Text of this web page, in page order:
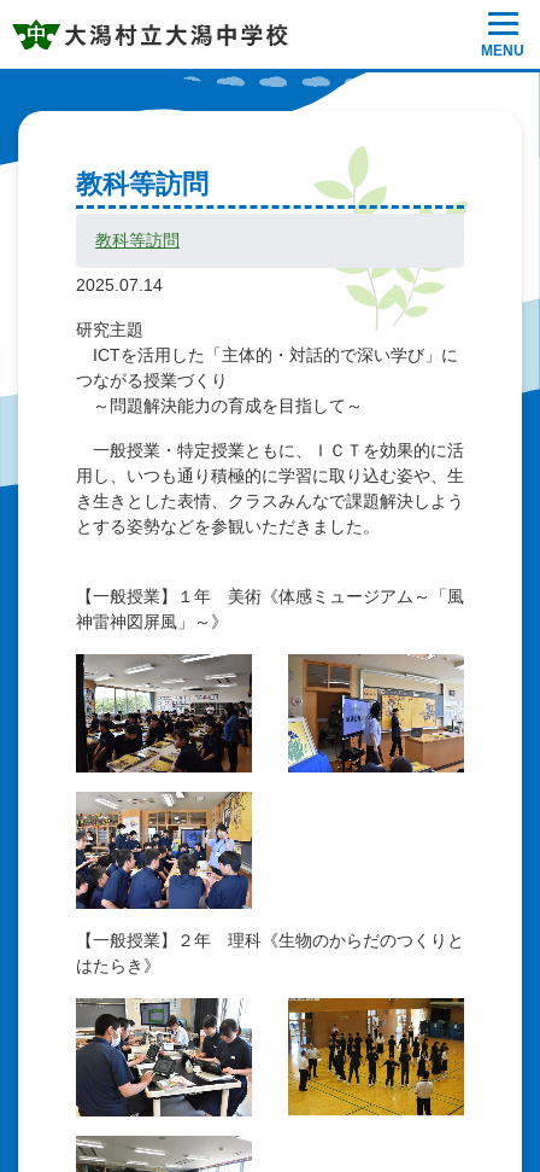
MENU
教科等訪問
教科等訪問
2025.07.14
研究主題
ICTを活用した「主体的・対話的で深い学び」に
つながる授業づくり
～問題解決能力の育成を目指して～
一般授業・特定授業ともに、ＩＣＴを効果的に活
用し、いつも通り積極的に学習に取り込む姿や、生
き生きとした表情、クラスみんなで課題解決しよう
とする姿勢などを参観いただきました。
【一般授業】１年 美術《体感ミュージアム～「風
神雷神図屏風」～》
【一般授業】２年 理科《生物のからだのつくりと
はたらき》